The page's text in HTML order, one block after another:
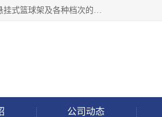
公司主做室内体育场馆木地板翻新，生产电动、手动液压篮球架，仿液压篮球架，固定式、移动式、悬挂式篮球架及各种档次的篮球板，乒乓球台、网球柱、排球柱、羽毛球柱、足球门，各种体操、田径器材等体育器材。
公司动态